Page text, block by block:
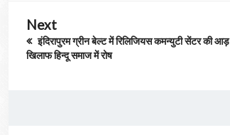
Next
इंदिरापुरम ग्रीन बेल्ट में रिलिजियस कमन्युटी सेंटर की
खिलाफ हिन्दू समाज में रोष